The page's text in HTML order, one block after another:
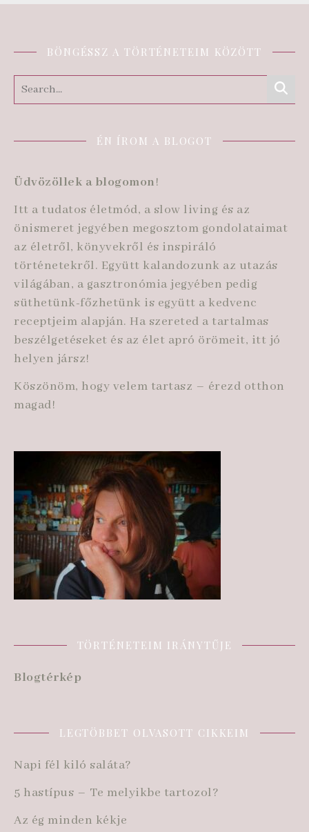
BÖNGÉSSZ A TÖRTÉNETEIM KÖZÖTT
ÉN ÍROM A BLOGOT
Üdvözöllek a blogomon!
Itt a tudatos életmód, a slow living és az
önismeret jegyében megosztom gondolataimat
az életről, könyvekről és inspiráló
történetekről. Együtt kalandozunk az utazás
világában, a gasztronómia jegyében pedig
süthetünk-főzhetünk is együtt a kedvenc
receptjeim alapján. Ha szereted a tartalmas
beszélgetéseket és az élet apró örömeit, itt jó
helyen jársz!
Köszönöm, hogy velem tartasz – érezd otthon
magad!
TÖRTÉNETEIM IRÁNYTŰJE
Blogtérkép
LEGTÖBBET OLVASOTT CIKKEIM
Napi fél kiló saláta?
5 hastípus – Te melyikbe tartozol?
Az ég minden kékje